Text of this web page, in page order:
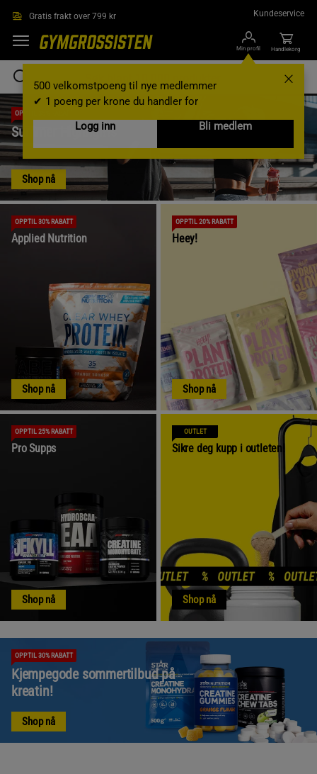
Gratis frakt over 799 kr Kundeservice
Min profil
500 velkomstpoeng til nye medlemmer
✔ 1 poeng per krone du handler for
Logg inn
Bli medlem
Handlekorg
OPPTIL 35% RABATT
Summer Highlights
Shop nå
OPPTIL 30% RABATT
Applied Nutrition
Shop nå
OPPTIL 20% RABATT
Heey!
Shop nå
OPPTIL 25% RABATT
Pro Supps
Shop nå
OUTLET
Sikre deg kupp i outleten!
Shop nå
OPPTIL 30% RABATT
Kjempegode sommertilbud på
kreatin!
Shop nå